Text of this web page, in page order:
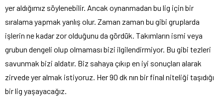
yer aldığımız söylenebilir. Ancak oynanmadan bu lig için bir
sıralama yapmak yanlış olur. Zaman zaman bu gibi gruplarda
işlerin ne kadar zor olduğunu da gördük. Takımların ismi veya
grubun dengeli olup olmaması bizi ilgilendirmiyor. Bu gibi tezleri
savunmak bizi aldatır. Biz sahaya çıkıp en iyi sonuçları alarak
zirvede yer almak istiyoruz. Her 90 dk nın bir final niteliği taşıdığı
bir lig yaşayacağız.